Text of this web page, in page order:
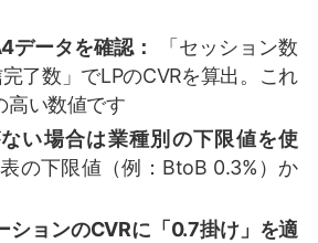
データを確認：
「セッション数
了数」でLPのCVRを算出。これ
高い数値です
い場合は業種別の下限値を使
の下限値（例：BtoB 0.3%）か
ションのCVRに「0.7掛け」を適